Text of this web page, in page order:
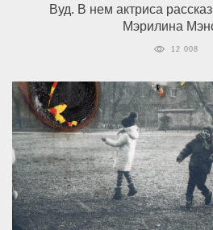
Вуд. В нем актриса
Мэрилина
12 008